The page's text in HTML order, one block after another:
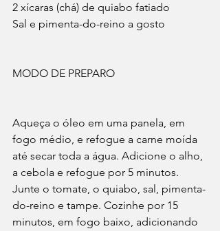
2 xícaras (chá) de quiabo fatiado
Sal e pimenta-do-reino a gosto
MODO DE PREPARO
Aqueça o óleo em uma panela, em
fogo médio, e refogue a carne moída
até secar toda a água. Adicione o alho,
a cebola e refogue por 5 minutos.
Junte o tomate, o quiabo, sal, pimenta-
do-reino e tampe. Cozinhe por 15
minutos, em fogo baixo, adicionando